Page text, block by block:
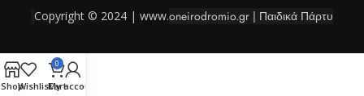
Copyright © 2024 | www.oneirodromio.gr | Παιδικά Πάρτυ
ShopWishlist
0
Cart
My account